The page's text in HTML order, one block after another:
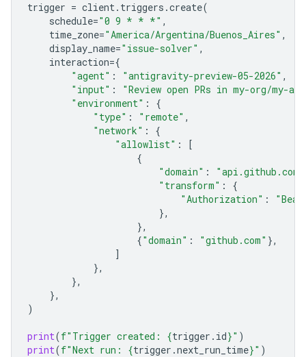
trigger = client. triggers .create(
schedule="0 9 * * *" ,
time_zone="America/Argentina/Buenos_Aires" ,
display_name="issue-solver" ,
interaction={
"agent" : "antigravity-preview-05-2026" ,
"input" :
"Review open PRs in my-org/my-
"environment" :
{
"type" : "remote" ,
"network" :
{
"allowlist" :
[
{
"domain" : "api.github.com"
"transform" :
{
"Authorization" :
},
},
{"domain" : "github.com" },
]
},
},
},
)
print(f"Trigger created: {trigger . id}" )
print(f"Next run: {trigger .next_run_time}" )